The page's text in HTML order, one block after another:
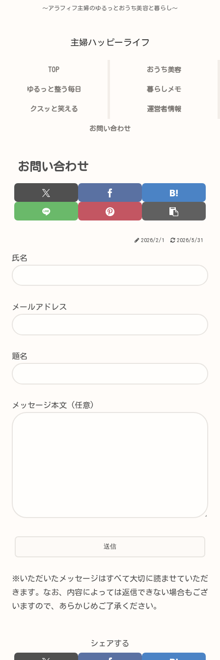
〜アラフィフ主婦のゆるっとおうち美容と暮らし〜
主婦ハッピーライフ
TOP おうち美容
ゆるっと整う毎日 暮らしメモ
クスッと笑える 運営者情報
お問い合わせ
お問い合わせ
2026/2/1 2026/5/31
氏名
メールアドレス
題名
メッセージ本文 (任意)
※いただいたメッセージはすべて大切に読ませていただ
きます。なお、内容によっては返信できない場合もござ
いますので、あらかじめご了承ください。
シェアする